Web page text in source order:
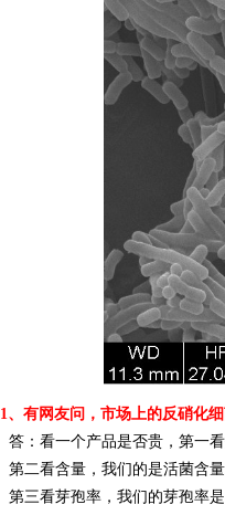
1、有网友问，市场上的反硝化
答：看一个产品是否贵，第一
第二看含量，我们的是活菌含量
第三看芽孢率，我们的芽孢率